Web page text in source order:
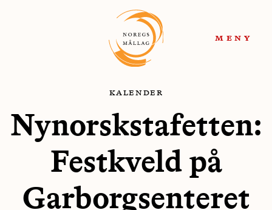
meny
kalender
Nynorskstafetten:
Festkveld på
Garborgsenteret